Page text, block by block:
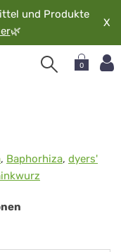
und Produkte
🌿
X
0
, Baphorhiza, dyers'